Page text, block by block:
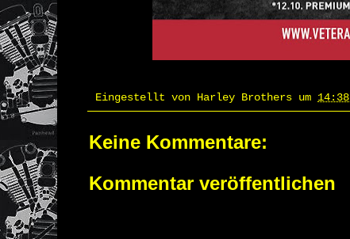
Eingestellt von Harley Brothers um 14:38
Keine Kommentare:
Kommentar veröffentlichen